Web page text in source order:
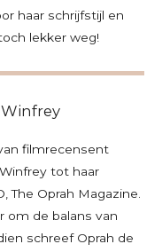
haar schrijfstijl en
lekker weg!
filmrecensent
tot haar
The Oprah Magazine.
om de balans van
schreef Oprah de